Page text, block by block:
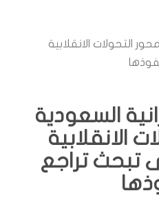
التحولات الانقلابية
السعودية
الانقلابية
تبحث تراجع